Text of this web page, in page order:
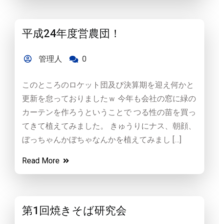
平成24年度営農団！
管理人 0
このところのロケット団及び決算期を迎え何かと
更新を怠っておりましたｗ 今年も会社の窓に緑の
カーテンを作ろうということで つる性の苗を買っ
てきて植えてみました。 きゅうりにナス、朝顔、
ぼっちゃんかぼちゃなんかを植えてみまし […]
Read More
第1回焼きそば研究会